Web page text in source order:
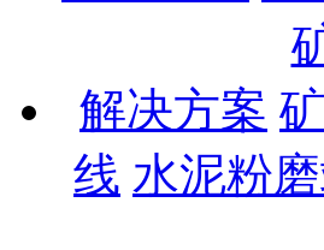
解决方案
线 水泥粉